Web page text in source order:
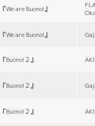
『We are Buono!』
『We are Buono!』
『Buono!２』
『Buono!２』
『Buono!２』